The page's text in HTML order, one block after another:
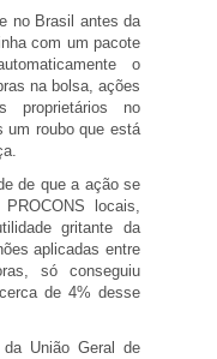
no Brasil antes da
com um pacote
o
na bolsa, ações
proprietários no
um roubo que está
de que a ação se
locais,
gritante da
aplicadas entre
só conseguiu
de 4% desse
União Geral de